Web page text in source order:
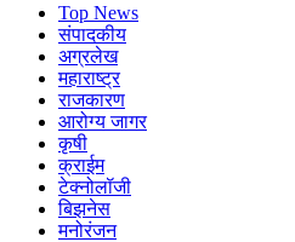
Top News
संपादकीय
अग्रलेख
महाराष्ट्र
राजकारण
आरोग्य जागर
कृषी
क्राईम
टेक्नोलॉजी
बिझनेस
मनोरंजन